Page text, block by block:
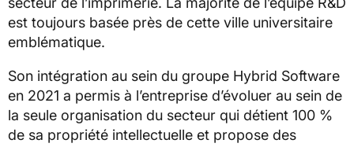
est toujours basée près de cette ville universitaire
emblématique.
Son intégration au sein du groupe Hybrid Software
en 2021 a permis à l’entreprise d’évoluer au sein de
la seule organisation du secteur qui détient 100 %
de sa propriété intellectuelle et propose des